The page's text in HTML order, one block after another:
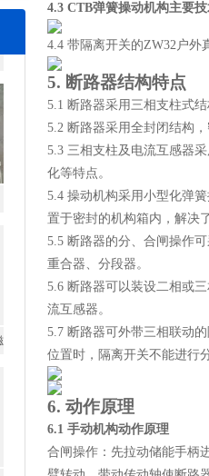
4.3 CTB弹簧操动机构主要
4.4 带隔离开关的ZW32户外
5. 断路器结构特点
5.1 断路器采用三相支柱式
5.2 断路器采用全封闭结构
5.3 三相支柱及电流互感器
化等特点。
5.4 操动机构采用小型化弹
置于密封的机构箱内，解决
5.5 断路器的分、合闸操作
重合器、分段器。
5.6 断路器可以装设二相或
流互感器。
5.7 断路器可外带三相联动
位置时，隔离开关不能进行
6. 动作原理
6.1 手动机构动作原理
合闸操作：先拉动储能手柄